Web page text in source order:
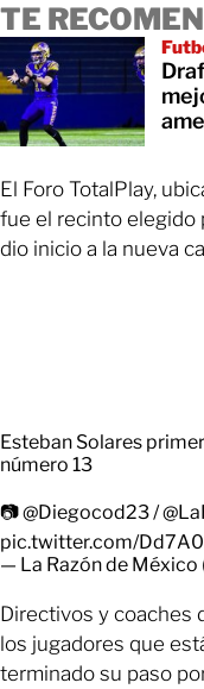
TE
El Foro TotalPlay,
fue el recinto elegido
dio inicio a la nueva
Esteban Solares
número 13
📷@Diegocod23/
pic.twitter.com/
— La Razón de México
Directivos y coaches
los jugadores que
terminado su paso